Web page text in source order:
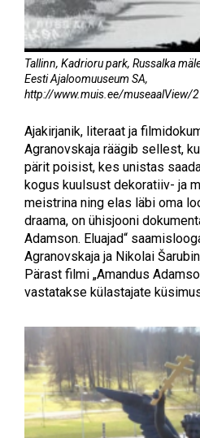
Tallinn, Kadrioru park, Russalka
Eesti Ajaloomuuseum SA,
http://www.muis.ee/museaalView/
Ajakirjanik, literaat ja
Agranovskaja räägib sellest,
pärit poisist, kes unistas
kogus kuulsust dekoratiiv- ja
meistrina ning elas läbi oma
draama, on ühisjooni
Adamson. Eluajad“
Agranovskaja ja Nikolai
Pärast filmi „Amandus
vastatakse külastajate